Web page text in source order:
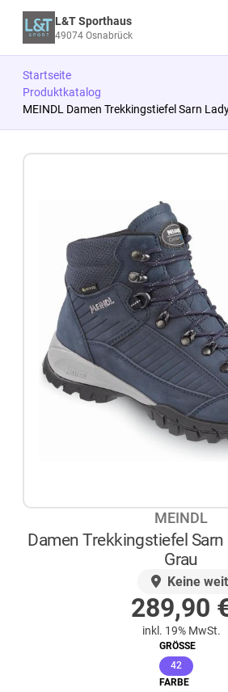
L&T Sporthaus
49074 Osnabrück
Startseite
Produktkatalog
MEINDL Damen Trekkingstiefel Sarn
MEINDL
Damen Trekkingstiefel Sarn
Grau
Keine
289,90
inkl. 19% MwSt.
GRÖSSE
42
FARBE